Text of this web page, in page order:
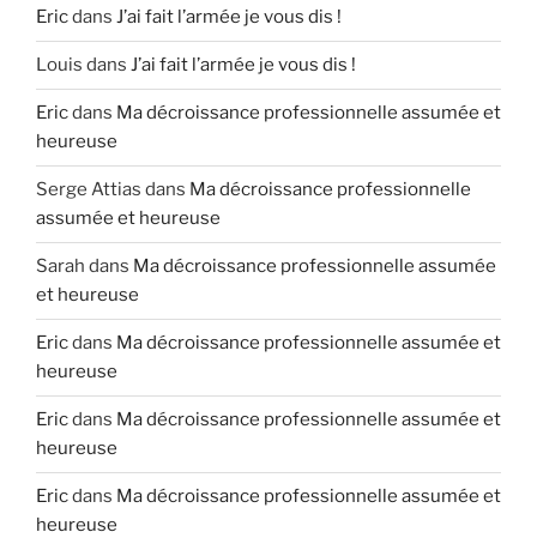
Ericdans J’ai fait l’armée je vous dis !
Louis dans J’ai fait l’armée je vous dis !
Ericdans Ma décroissance professionnelle assumée et
heureuse
Serge Attias dans Ma décroissance professionnelle
assumée et heureuse
Sarah dans Ma décroissance professionnelle assumée
et heureuse
Ericdans Ma décroissance professionnelle assumée et
heureuse
Ericdans Ma décroissance professionnelle assumée et
heureuse
Ericdans Ma décroissance professionnelle assumée et
heureuse